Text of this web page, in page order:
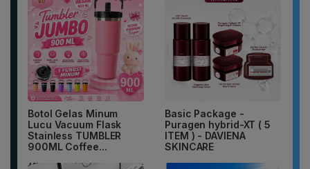
Botol Gelas Minum
Lucu Vacuum Flask
Stainless TUMBLER
900ML Coffee...
Basic Package -
Puragen hybrid-XT ( 5
ITEM ) - DAVIENA
SKINCARE